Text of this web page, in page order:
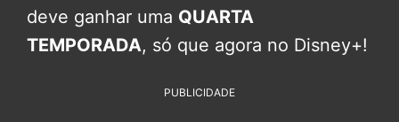
deve ganhar uma QUARTA
TEMPORADA, só que agora no Disney+!
PUBLICIDADE